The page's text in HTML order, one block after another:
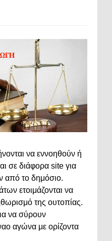
να εννοηθούν ή
σε διάφορα site για
από το δημόσιο.
ετοιμάζονται να
της ουτοπίας.
να σύρουν
αγώνα με ορίζοντα